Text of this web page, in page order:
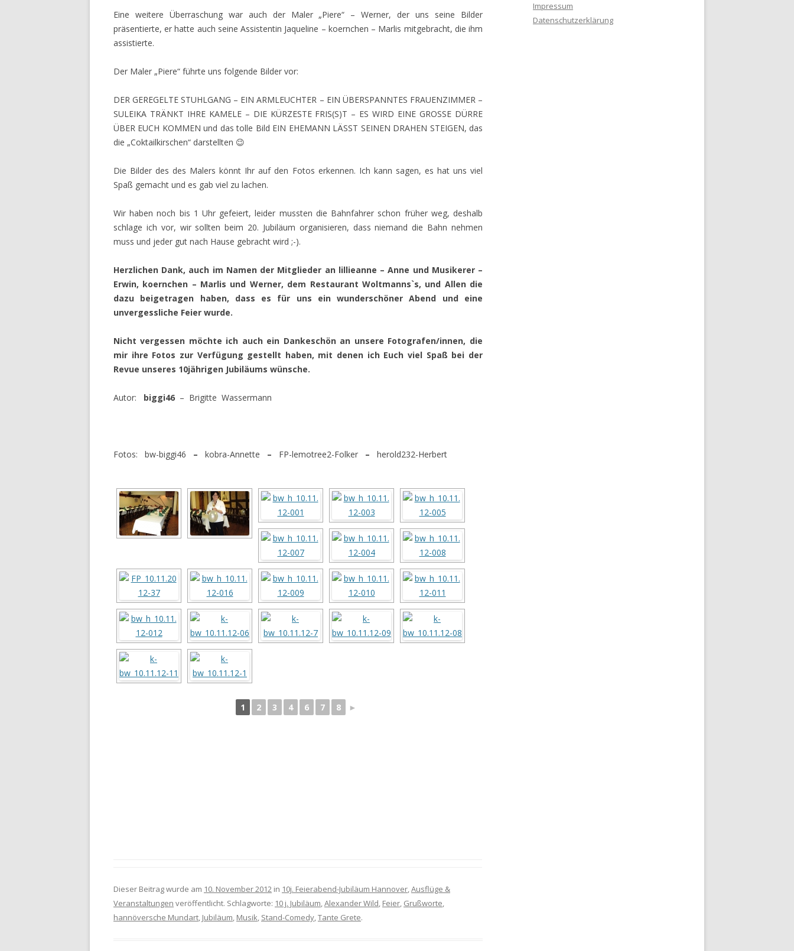
Eine weitere Überraschung war auch der Maler „Piere“ – Werner, der uns seine Bilder
präsentierte, er hatte auch seine Assistentin Jaqueline – koernchen – Marlis mitgebracht, die ihm
assistierte.
Der Maler „Piere“ führte uns folgende Bilder vor:
DER GEREGELTE STUHLGANG – EIN ARMLEUCHTER – EIN ÜBERSPANNTES FRAUENZIMMER –
SULEIKA TRÄNKT IHRE KAMELE – DIE KÜRZESTE FRIS(S)T – ES WIRD EINE GROSSE DÜRRE
ÜBER EUCH KOMMEN und das tolle Bild EIN EHEMANN LÄSST SEINEN DRAHEN STEIGEN, das
die „Coktailkirschen“ darstellten 😉
Die Bilder des des Malers könnt Ihr auf den Fotos erkennen. Ich kann sagen, es hat uns viel
Spaß gemacht und es gab viel zu lachen.
Wir haben noch bis 1 Uhr gefeiert, leider mussten die Bahnfahrer schon früher weg, deshalb
schlage ich vor, wir sollten beim 20. Jubiläum organisieren, dass niemand die Bahn nehmen
muss und jeder gut nach Hause gebracht wird ;-).
Herzlichen Dank, auch im Namen der Mitglieder an lillieanne – Anne und Musikerer –
Erwin, koernchen – Marlis und Werner, dem Restaurant Woltmanns`s, und Allen die
dazu beigetragen haben, dass es für uns ein wunderschöner Abend und eine
unvergessliche Feier wurde.
Nicht vergessen möchte ich auch ein Dankeschön an unsere Fotografen/innen, die
mir ihre Fotos zur Verfügung gestellt haben, mit denen ich Euch viel Spaß bei der
Revue unseres 10jährigen Jubiläums wünsche.
Autor: biggi46 – Brigitte Wassermann
Fotos: bw-biggi46 – kobra-Annette – FP-lemotree2-Folker – herold232-Herbert
1 2 3 4 6 7 8 ►
Dieser Beitrag wurde am 10. November 2012 in 10j. Feierabend-Jubiläum Hannover,Ausflüge &
Veranstaltungen veröffentlicht. Schlagworte: 10 j. Jubiläum,Alexander Wild, Feier, Grußworte,
hannöversche Mundart, Jubiläum, Musik, Stand-Comedy,Tante Grete.
Impressum
Datenschutzerklärung